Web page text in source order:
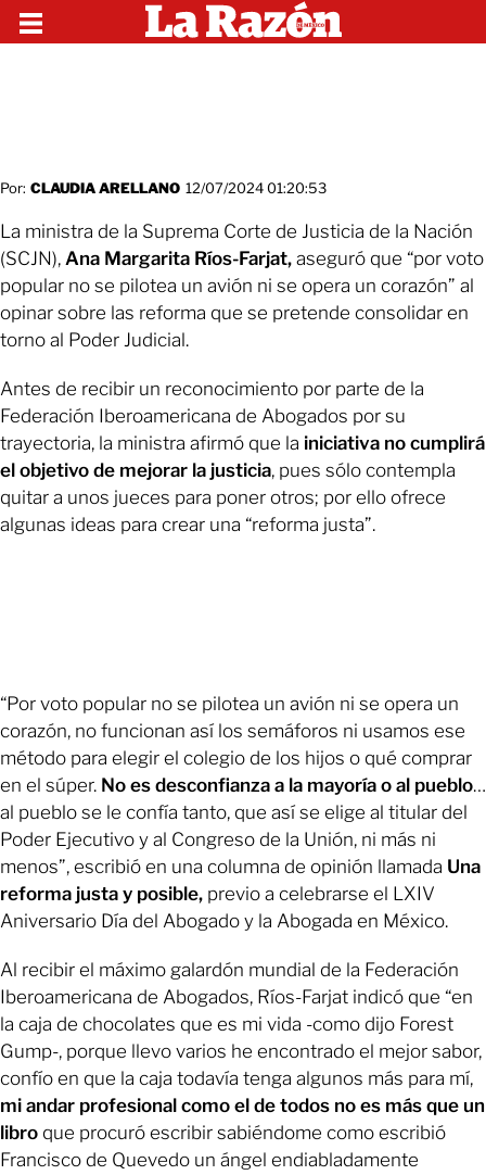
Por: CLAUDIA ARELLANO 12/07/2024 01:20:53
La ministra de la Suprema Corte de Justicia de la Nación
(SCJN), Ana Margarita Ríos-Farjat, aseguró que “por voto
popular no se pilotea un avión ni se opera un corazón” al
opinar sobre las reforma que se pretende consolidar en
torno al Poder Judicial.
Antes de recibir un reconocimiento por parte de la
Federación Iberoamericana de Abogados por su
trayectoria, la ministra afirmó que la iniciativa no cumplirá
el objetivo de mejorar la justicia, pues sólo contempla
quitar a unos jueces para poner otros; por ello ofrece
algunas ideas para crear una “reforma justa”.
“Por voto popular no se pilotea un avión ni se opera un
corazón, no funcionan así los semáforos ni usamos ese
método para elegir el colegio de los hijos o qué comprar
en el súper. No es desconfianza a la mayoría o al pueblo…
al pueblo se le confía tanto, que así se elige al titular del
Poder Ejecutivo y al Congreso de la Unión, ni más ni
menos”, escribió en una columna de opinión llamada Una
reforma justa y posible, previo a celebrarse el LXIV
Aniversario Día del Abogado y la Abogada en México.
Al recibir el máximo galardón mundial de la Federación
Iberoamericana de Abogados, Ríos-Farjat indicó que “en
la caja de chocolates que es mi vida -como dijo Forest
Gump-, porque llevo varios he encontrado el mejor sabor,
confío en que la caja todavía tenga algunos más para mí,
mi andar profesional como el de todos no es más que un
libro que procuró escribir sabiéndome como escribió
Francisco de Quevedo un ángel endiabladamente